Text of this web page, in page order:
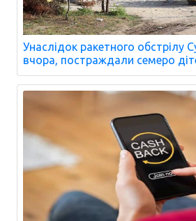
Унаслідок ракетного обстрілу
вчора, постраждали семеро